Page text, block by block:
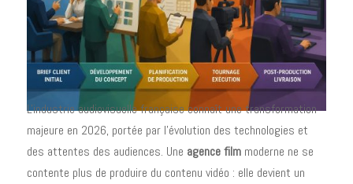
L'industrie audiovisuelle française connaît une transformation
majeure en 2026, portée par l'évolution des technologies et
des attentes des audiences. Une agence filmmoderne ne se
contente plus de produire du contenu vidéo : elle devient un